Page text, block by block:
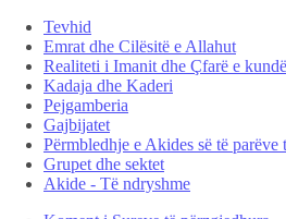
Tevhid
Emrat dhe Cilësitë e Allahut
Realiteti i Imanit dhe Çfarë e
Kadaja dhe Kaderi
Pejgamberia
Gajbijatet
Përmbledhje e Akides së të parëve
Grupet dhe sektet
Akide - Të ndryshme